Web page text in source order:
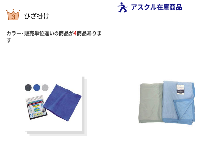
ひざ掛け
カラー・販売単位違いの商品が4商品ありま
す
アスクル在庫商品